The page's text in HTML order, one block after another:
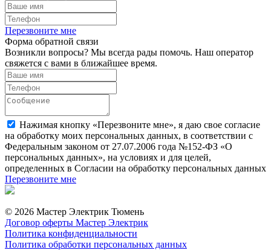
Перезвоните мне
Форма обратной связи
Возникли вопросы? Мы всегда рады помочь. Наш оператор
свяжется с вами в ближайшее время.
Нажимая кнопку «Перезвоните мне», я даю свое согласие
на обработку моих персональных данных, в соответствии с
Федеральным законом от 27.07.2006 года №152-ФЗ «О
персональных данных», на условиях и для целей,
определенных в Согласии на обработку персональных данных
Перезвоните мне
© 2026 Мастер Электрик Тюмень
Договор оферты Мастер Электрик
Политика конфиденциальности
Политика обработки персональных данных